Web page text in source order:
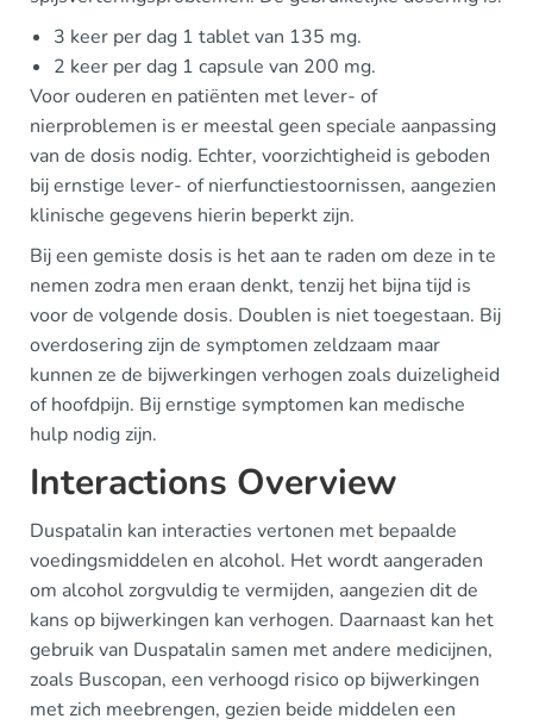
3 keer per dag 1 tablet van 135 mg.
2 keer per dag 1 capsule van 200 mg.
Voor ouderen en patiënten met lever- of
nierproblemen is er meestal geen speciale aanpassing
van de dosis nodig. Echter, voorzichtigheid is geboden
bij ernstige lever- of nierfunctiestoornissen, aangezien
klinische gegevens hierin beperkt zijn.
Bij een gemiste dosis is het aan te raden om deze in te
nemen zodra men eraan denkt, tenzij het bijna tijd is
voor de volgende dosis. Doublen is niet toegestaan. Bij
overdosering zijn de symptomen zeldzaam maar
kunnen ze de bijwerkingen verhogen zoals duizeligheid
of hoofdpijn. Bij ernstige symptomen kan medische
hulp nodig zijn.
Interactions Overview
Duspatalin kan interacties vertonen met bepaalde
voedingsmiddelen en alcohol. Het wordt aangeraden
om alcohol zorgvuldig te vermijden, aangezien dit de
kans op bijwerkingen kan verhogen. Daarnaast kan het
gebruik van Duspatalin samen met andere medicijnen,
zoals Buscopan, een verhoogd risico op bijwerkingen
met zich meebrengen, gezien beide middelen een